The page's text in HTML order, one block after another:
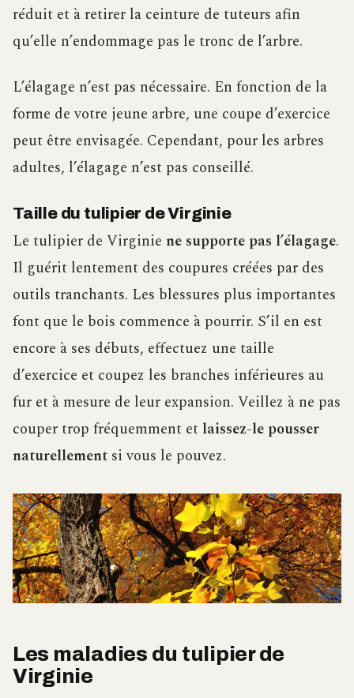
réduit et à retirer la ceinture de tuteurs afin
qu’elle n’endommage pas le tronc de l’arbre.
L’élagage n’est pas nécessaire. En fonction de la
forme de votre jeune arbre, une coupe d’exercice
peut être envisagée. Cependant, pour les arbres
adultes, l’élagage n’est pas conseillé.
Taille du tulipier de Virginie
Le tulipier de Virginie ne supporte pas l’élagage.
Il guérit lentement des coupures créées par des
outils tranchants. Les blessures plus importantes
font que le bois commence à pourrir. S’il en est
encore à ses débuts, effectuez une taille
d’exercice et coupez les branches inférieures au
fur et à mesure de leur expansion. Veillez à ne pas
couper trop fréquemment et laissez-le pousser
naturellement si vous le pouvez.
Les maladies du tulipier de
Virginie